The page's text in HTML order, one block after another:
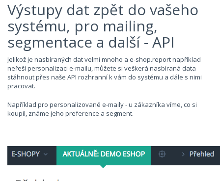
Výstupy dat zpět do vašeho
systému, pro mailing,
segmentace a další - API
Jelikož je nasbíraných dat velmi mnoho a e-shop.report například
neřeší personalizaci e-mailu, můžete si veškerá nasbíraná data
stáhnout přes naše API rozhranní k vám do systému a dále s nimi
pracovat.
Například pro personalizované e-maily - u zákazníka víme, co si
koupil, známe jeho preference a segment.